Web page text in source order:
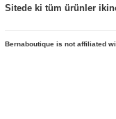
Sitede ki tüm ürünler
Bernaboutique is not affiliated